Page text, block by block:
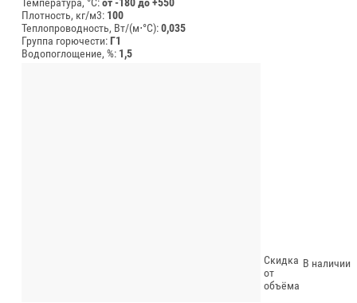
Плотность, кг/м3: 100
Теплопроводность, Вт/(м⋅°С):0,035
Группа горючести:Г1
Водопоглощение, %: 1,5
Скидка
от
объёма
В наличии